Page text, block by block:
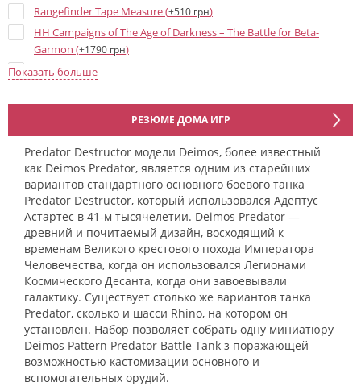
Rangefinder Tape Measure (+510 грн)
HH Campaigns of The Age of Darkness – The Battle for Beta-
Garmon (+1790 грн)
HH Age of Darkness Rulebook (3rd ed) (
(+2525 грн)
HH Liber Hereticus - Traitor Legiones Astartes Army Book (3rd ed)
+2525 грн
Age of Darkness Markers and Tokens (+860 грн)
Age of Darkness Dice Set (+1695 грн)
Показать больше
РЕЗЮМЕ ДОМА ИГР
Predator Destructor модели Deimos, более известный
как Deimos Predator, является одним из старейших
вариантов стандартного основного боевого танка
Predator Destructor, который использовался Адептус
Астартес в 41-м тысячелетии. Deimos Predator —
древний и почитаемый дизайн, восходящий к
временам Великого крестового похода Императора
Человечества, когда он использовался Легионами
Космического Десанта, когда они завоевывали
галактику. Существует столько же вариантов танка
Predator, сколько и шасси Rhino, на котором он
установлен. Набор позволяет собрать одну миниатюру
Deimos Pattern Predator Battle Tank з поражающей
возможностью кастомизации основного и
вспомогательных орудий.